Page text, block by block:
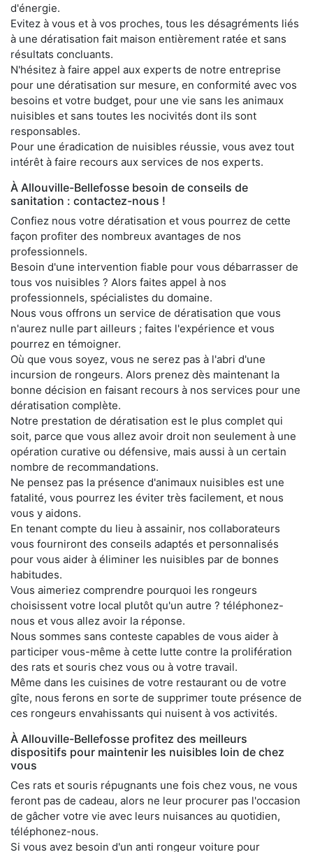
d'énergie.
Evitez à vous et à vos proches, tous les désagréments liés
à une dératisation fait maison entièrement ratée et sans
résultats concluants.
N'hésitez à faire appel aux experts de notre entreprise
pour une dératisation sur mesure, en conformité avec vos
besoins et votre budget, pour une vie sans les animaux
nuisibles et sans toutes les nocivités dont ils sont
responsables.
Pour une éradication de nuisibles réussie, vous avez tout
intérêt à faire recours aux services de nos experts.
À Allouville-Bellefosse besoin de conseils de
sanitation : contactez-nous !
Confiez nous votre dératisation et vous pourrez de cette
façon profiter des nombreux avantages de nos
professionnels.
Besoin d'une intervention fiable pour vous débarrasser de
tous vos nuisibles ? Alors faites appel à nos
professionnels, spécialistes du domaine.
Nous vous offrons un service de dératisation que vous
n'aurez nulle part ailleurs ; faites l'expérience et vous
pourrez en témoigner.
Où que vous soyez, vous ne serez pas à l'abri d'une
incursion de rongeurs. Alors prenez dès maintenant la
bonne décision en faisant recours à nos services pour une
dératisation complète.
Notre prestation de dératisation est le plus complet qui
soit, parce que vous allez avoir droit non seulement à une
opération curative ou défensive, mais aussi à un certain
nombre de recommandations.
Ne pensez pas la présence d'animaux nuisibles est une
fatalité, vous pourrez les éviter très facilement, et nous
vous y aidons.
En tenant compte du lieu à assainir, nos collaborateurs
vous fourniront des conseils adaptés et personnalisés
pour vous aider à éliminer les nuisibles par de bonnes
habitudes.
Vous aimeriez comprendre pourquoi les rongeurs
choisissent votre local plutôt qu'un autre ? téléphonez-
nous et vous allez avoir la réponse.
Nous sommes sans conteste capables de vous aider à
participer vous-même à cette lutte contre la prolifération
des rats et souris chez vous ou à votre travail.
Même dans les cuisines de votre restaurant ou de votre
gîte, nous ferons en sorte de supprimer toute présence de
ces rongeurs envahissants qui nuisent à vos activités.
À Allouville-Bellefosse profitez des meilleurs
dispositifs pour maintenir les nuisibles loin de chez
vous
Ces rats et souris répugnants une fois chez vous, ne vous
feront pas de cadeau, alors ne leur procurer pas l'occasion
de gâcher votre vie avec leurs nuisances au quotidien,
téléphonez-nous.
Si vous avez besoin d'un anti rongeur voiture pour